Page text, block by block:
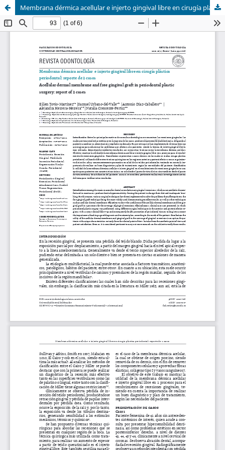
Membrana dérmica acellular e injerto gingival libre en cirugía plástica periodontal: reporte de 2 casos